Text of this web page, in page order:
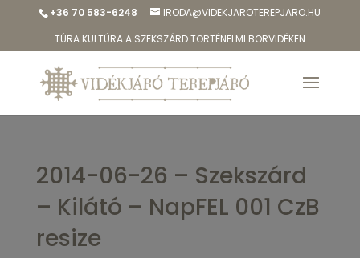
+36 70 583-6248
IRODA@VIDEKJAROTEREPJARO.HU
TÚRA KULTÚRA A SZEKSZÁRD TÖRTÉNELMI BORVIDÉKEN
2014-06-26 – Szekszárd
– Kilátó – NapFEL 001 CzB
resize